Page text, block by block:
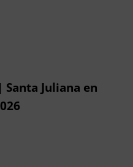
Santa Juliana en